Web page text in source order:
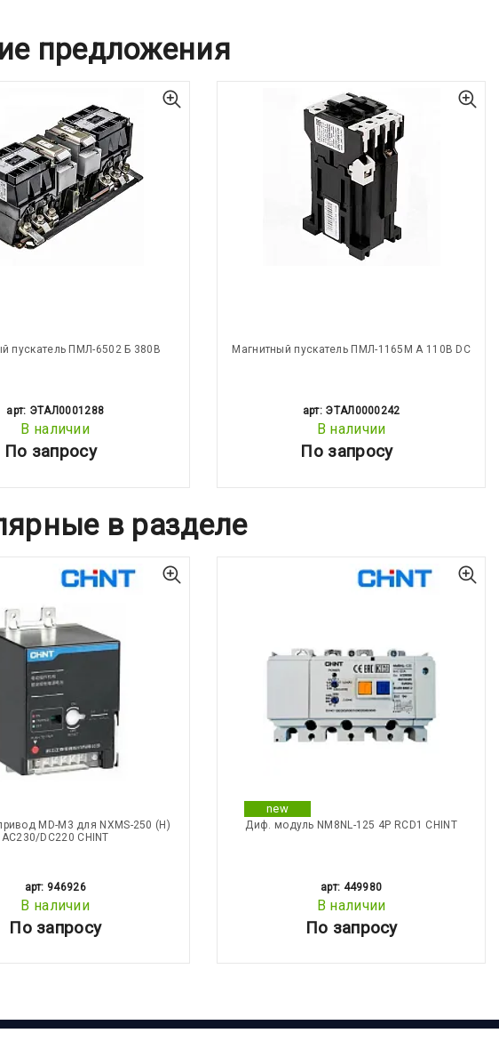
предложения
пускатель ПМЛ-6502 Б 380В
арт: ЭТАЛ0001288
В наличии
По запросу
Магнитный пускатель ПМЛ-1165М А 110В DC
арт: ЭТАЛ0000242
В наличии
По запросу
в разделе
MD-M3 для NXMS-250 (Н)
АС230/DC220 CHINT
арт: 946926
В наличии
По запросу
new
Диф. модуль NM8NL-125 4P RCD1 CHINT
арт: 449980
В наличии
По запросу